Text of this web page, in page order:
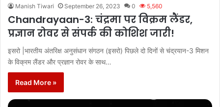
Manish Tiwari September 26, 2023 0 5,560
Chandrayaan-3: चंद्रमा पर विक्रम लैंडर,
प्रज्ञान रोवर से संपर्क की कोशिश जारी!
इसरो |भारतीय अंतरिक्ष अनुसंधान संगठन (इसरो) पिछले दो दिनों से चंद्रयान-3 मिशन
के विक्रम लैंडर और प्रज्ञान रोवर के साथ…
Read More »